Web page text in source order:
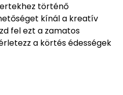
történő
kínál a kreatív
fel ezt a zamatos
a körtés édességek